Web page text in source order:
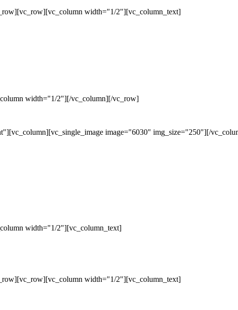
width="1/2"][vc_column_text]
width="1/2"][/vc_column][/vc_row]
image="6030" img_size="250"][/
width="1/2"][vc_column_text]
width="1/2"][vc_column_text]